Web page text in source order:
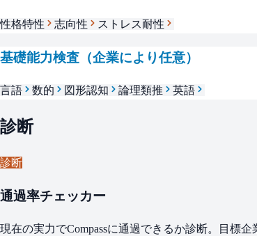
性格特性 志向性 ストレス耐性
基礎能力検査（企業により任意）
言語 数的 図形認知 論理類推 英語
診断
診断
通過率チェッカー
現在の実力でCompassに通過できるか診断。目標企